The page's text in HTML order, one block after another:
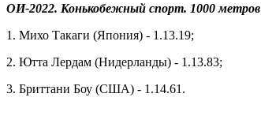
ОИ-2022. Конькобежный спорт. 1000 метров
1. Михо Такаги (Япония) - 1.13.19;
2. Ютта Лердам (Нидерланды) - 1.13.83;
3. Бриттани Боу (США) - 1.14.61.